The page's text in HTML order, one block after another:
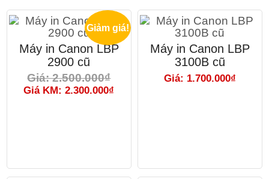
Giảm giá!
Máy in Canon LBP
2900 cũ
Giá: 2.500.000₫
Giá KM: 2.300.000₫
Máy in Canon LBP
3100B cũ
Giá: 1.700.000₫